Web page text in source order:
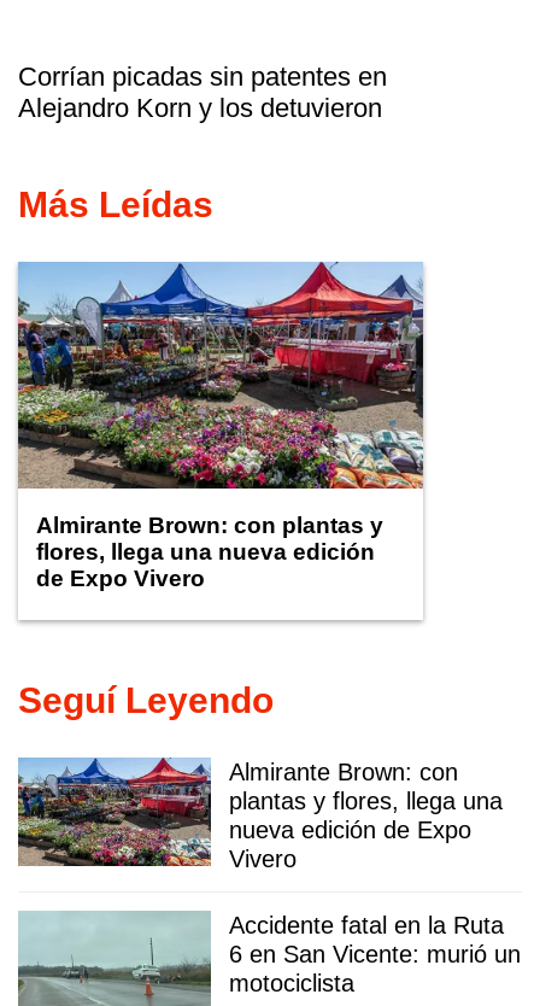
Corrían picadas sin patentes en
Alejandro Korn y los detuvieron
Más Leídas
Almirante Brown: con plantas y
flores, llega una nueva edición
de Expo Vivero
Seguí Leyendo
Almirante Brown: con
plantas y flores, llega una
nueva edición de Expo
Vivero
Accidente fatal en la Ruta
6 en San Vicente: murió un
motociclista